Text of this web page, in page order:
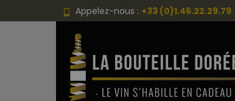
Appelez-nous : +33 (0)1.46.22.29.79